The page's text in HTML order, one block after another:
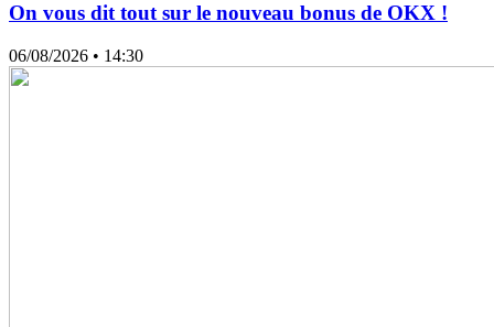
On vous dit tout sur le nouveau bonus de OKX !
06/08/2026 • 14:30